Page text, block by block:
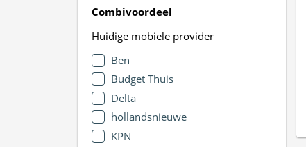
Combivoordeel
Huidige mobiele provider
Ben
Budget Thuis
Delta
hollandsnieuwe
KPN